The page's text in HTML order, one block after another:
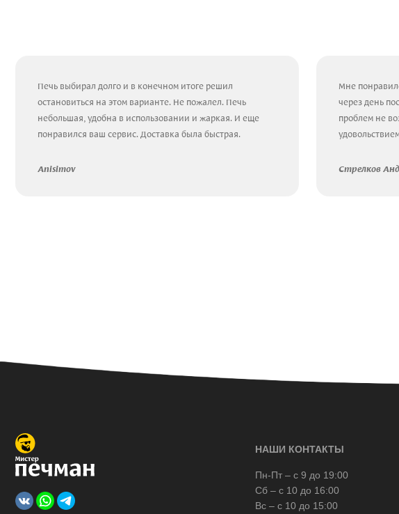
Печь выбирал долго и в конечном итоге решил
остановиться на этом варианте. Не пожалел. Печь
небольшая, удобна в использовании и жаркая. И еще
понравился ваш сервис. Доставка была быстрая.
Anisimov
Мне
через день
проблем не
Стрелков
НАШИ КОНТАКТЫ
Пн-Пт – с 9 до 19:00
Сб – с 10 до 16:00
Вс – с 10 до 15:00